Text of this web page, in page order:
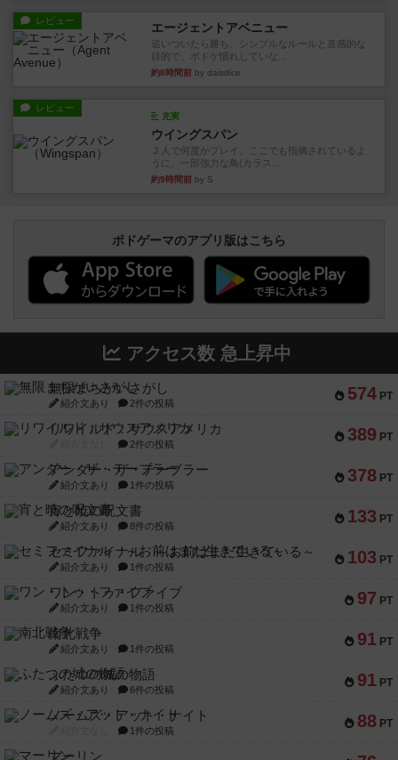
レビュー エージェントアベニュー
追いついたら勝ち。シンプルなルールと直感的な
目的で、ボドゲ慣れしていな...
約8時間前 by daisdice
レビュー
充実
ウイングスパン
２人で何度かプレイ。ここでも指摘されているよ
うに、一部強力な鳥(カラス...
約9時間前 by S
ボドゲーマのアプリ版はこちら
アクセス数 急上昇中
574 PT
無限まちがいさがし
紹介文あり 2件の投稿
389 PT
リワイルド：サウスアメリカ
2件の投稿
378 PT
アンダー・ザ・テーブラー
紹介文あり 1件の投稿
133 PT
宵と暁の呪文書
紹介文あり 8件の投稿
103 PT
セミファイナル ～お前はまだ生きている～
紹介文あり 1件の投稿
97 PT
ワン・トゥ・ファイブ
紹介文あり 1件の投稿
91 PT
南北戦争
紹介文あり 1件の投稿
91 PT
ふたつの城の物語
紹介文あり 6件の投稿
88 PT
ノームズ・アット・ナイト
1件の投稿
マーリン